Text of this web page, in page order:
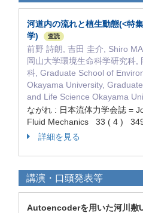
河道内の流れと植生動態(<特
学)
査読
前野 詩朗, 吉田 圭介, Shiro
岡山大学環境生命科学研究科,
科, Graduate School of
Okayama University,
and Life Science Okayama
ながれ : 日本流体力学会誌 =
Fluid Mechanics 33 ( 4 )
詳細を見る
講演・口頭発表等
Autoencoderを用いた河川敷